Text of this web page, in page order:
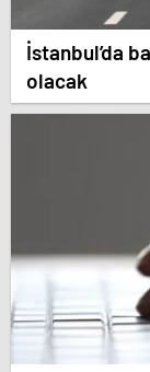
İstanbul’da
olacak